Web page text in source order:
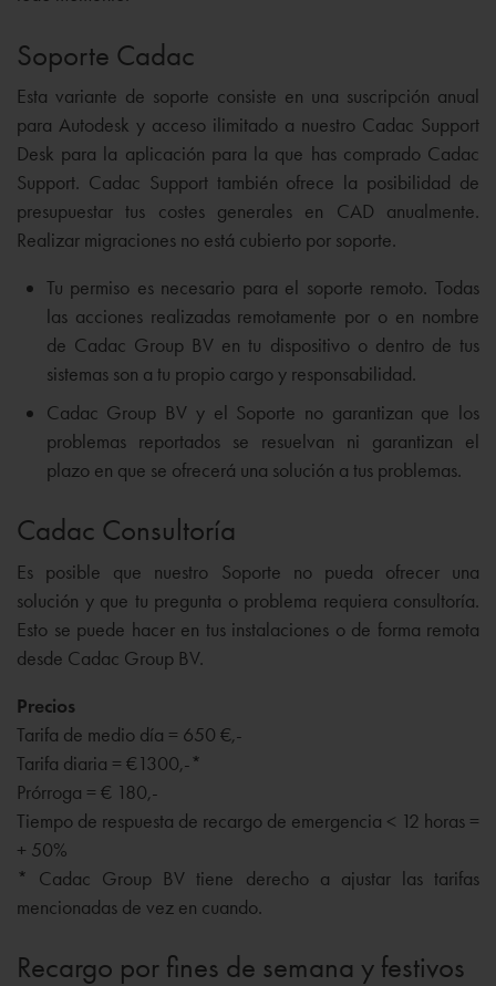
Soporte Cadac
Esta variante de soporte consiste en una suscripción anual
para Autodesk y acceso ilimitado a nuestro Cadac Support
Desk para la aplicación para la que has comprado Cadac
Support. Cadac Support también ofrece la posibilidad de
presupuestar tus costes generales en CAD anualmente.
Realizar migraciones no está cubierto por soporte.
Tu permiso es necesario para el soporte remoto. Todas
las acciones realizadas remotamente por o en nombre
de Cadac Group BV en tu dispositivo o dentro de tus
sistemas son a tu propio cargo y responsabilidad.
Cadac Group BV y el Soporte no garantizan que los
problemas reportados se resuelvan ni garantizan el
plazo en que se ofrecerá una solución a tus problemas.
Cadac Consultoría
Es posible que nuestro Soporte no pueda ofrecer una
solución y que tu pregunta o problema requiera consultoría.
Esto se puede hacer en tus instalaciones o de forma remota
desde Cadac Group BV.
Precios
Tarifa de medio día = 650 €,-
Tarifa diaria = €1300,-*
Prórroga = € 180,-
Tiempo de respuesta de recargo de emergencia < 12 horas =
+ 50%
* Cadac Group BV tiene derecho a ajustar las tarifas
mencionadas de vez en cuando.
Recargo por fines de semana y festivos